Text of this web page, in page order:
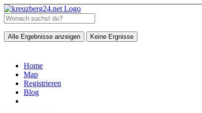
Alle Ergebnisse anzeigen Keine Ergnisse
Home
Map
Registrieren
Blog